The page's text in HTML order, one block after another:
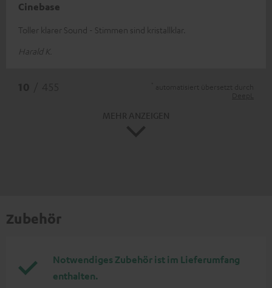
Cinebase
Toller klarer Sound - Stimmen sind kristallklar.
Harald K.
Zubehör
Notwendiges Zubehör ist im Lieferumfang
enthalten.